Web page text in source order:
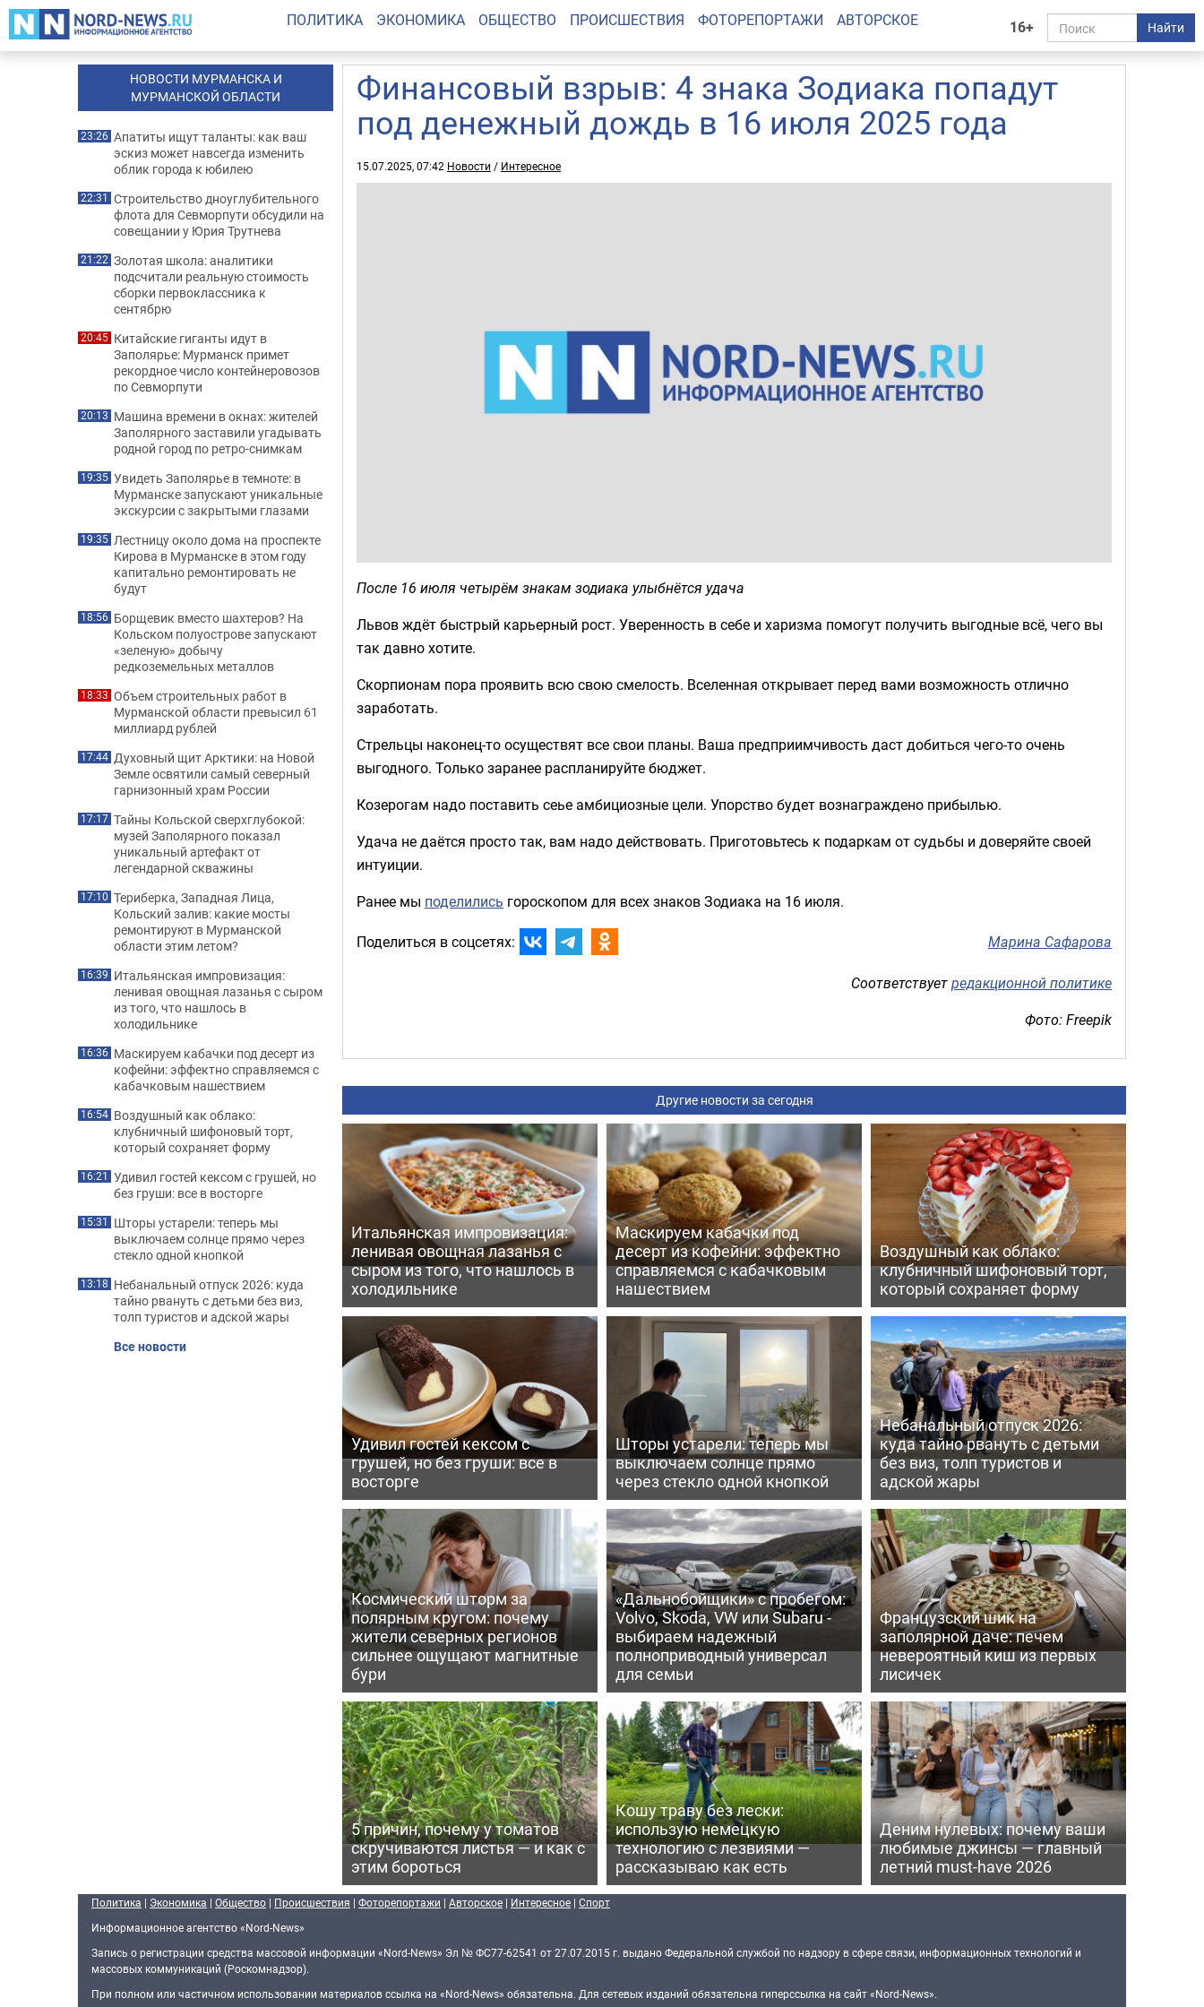
16+ Найти
ПОЛИТИКА ЭКОНОМИКА ОБЩЕСТВО ПРОИСШЕСТВИЯ ФОТОРЕПОРТАЖИ АВТОРСКОЕ
Финансовый взрыв: 4 знака Зодиака попадут
под денежный дождь в 16 июля 2025 года
15.07.2025, 07:42 Новости / Интересное
После 16 июля четырём знакам зодиака улыбнётся удача
Львов ждёт быстрый карьерный рост. Уверенность в себе и харизма помогут получить выгодные всё, чего вы
так давно хотите.
Скорпионам пора проявить всю свою смелость. Вселенная открывает перед вами возможность отлично
заработать.
Стрельцы наконец-то осуществят все свои планы. Ваша предприимчивость даст добиться чего-то очень
выгодного. Только заранее распланируйте бюджет.
Козерогам надо поставить сеье амбициозные цели. Упорство будет вознаграждено прибылью.
Удача не даётся просто так, вам надо действовать. Приготовьтесь к подаркам от судьбы и доверяйте своей
интуиции.
Ранее мы поделились гороскопом для всех знаков Зодиака на 16 июля.
Поделиться в соцсетях: Марина Сафарова
Соответствуетредакционной политике
Фото: Freepik
Другие новости за сегодня
Итальянская импровизация:
ленивая овощная лазанья с
сыром из того, что нашлось в
холодильнике
Маскируем кабачки под
десерт из кофейни: эффектно
справляемся с кабачковым
нашествием
Воздушный как облако:
клубничный шифоновый торт,
который сохраняет форму
Удивил гостей кексом с
грушей, но без груши: все в
восторге
Шторы устарели: теперь мы
выключаем солнце прямо
через стекло одной кнопкой
Небанальный отпуск 2026:
куда тайно рвануть с детьми
без виз, толп туристов и
адской жары
Космический шторм за
полярным кругом: почему
жители северных регионов
сильнее ощущают магнитные
бури
«Дальнобойщики» с пробегом:
Volvo, Skoda, VW или Subaru -
выбираем надежный
полноприводный универсал
для семьи
Французский шик на
заполярной даче: печем
невероятный киш из первых
лисичек
5 причин, почему у томатов
скручиваются листья — и как с
этим бороться
Кошу траву без лески:
использую немецкую
технологию с лезвиями —
рассказываю как есть
Деним нулевых: почему ваши
любимые джинсы — главный
летний must-have 2026
НОВОСТИ МУРМАНСКА И
МУРМАНСКОЙ ОБЛАСТИ
23:26 Апатиты ищут таланты: как ваш
эскиз может навсегда изменить
облик города к юбилею
22:31 Строительство дноуглубительного
флота для Севморпути обсудили на
совещании у Юрия Трутнева
21:22 Золотая школа: аналитики
подсчитали реальную стоимость
сборки первоклассника к
сентябрю
20:45 Китайские гиганты идут в
Заполярье: Мурманск примет
рекордное число контейнеровозов
по Севморпути
20:13 Машина времени в окнах: жителей
Заполярного заставили угадывать
родной город по ретро-снимкам
19:35 Увидеть Заполярье в темноте: в
Мурманске запускают уникальные
экскурсии с закрытыми глазами
19:35 Лестницу около дома на проспекте
Кирова в Мурманске в этом году
капитально ремонтировать не
будут
18:56 Борщевик вместо шахтеров? На
Кольском полуострове запускают
«зеленую» добычу
редкоземельных металлов
18:33 Объем строительных работ в
Мурманской области превысил 61
миллиард рублей
17:44 Духовный щит Арктики: на Новой
Земле освятили самый северный
гарнизонный храм России
17:17 Тайны Кольской сверхглубокой:
музей Заполярного показал
уникальный артефакт от
легендарной скважины
17:10 Териберка, Западная Лица,
Кольский залив: какие мосты
ремонтируют в Мурманской
области этим летом?
16:39 Итальянская импровизация:
ленивая овощная лазанья с сыром
из того, что нашлось в
холодильнике
16:36 Маскируем кабачки под десерт из
кофейни: эффектно справляемся с
кабачковым нашествием
16:54 Воздушный как облако:
клубничный шифоновый торт,
который сохраняет форму
16:21 Удивил гостей кексом с грушей, но
без груши: все в восторге
15:31 Шторы устарели: теперь мы
выключаем солнце прямо через
стекло одной кнопкой
13:18 Небанальный отпуск 2026: куда
тайно рвануть с детьми без виз,
толп туристов и адской жары
Все новости
Политика | Экономика | Общество | Происшествия | Фоторепортажи | Авторское | Интересное | Спорт
Информационное агентство «Nord-News»
Запись о регистрации средства массовой информации «Nord-News» Эл № ФС77-62541 от 27.07.2015 г. выдано Федеральной службой по надзору в сфере связи, информационных технологий и
массовых коммуникаций (Роскомнадзор).
При полном или частичном использовании материалов ссылка на «Nord-News» обязательна. Для сетевых изданий обязательна гиперссылка на сайт «Nord-News».